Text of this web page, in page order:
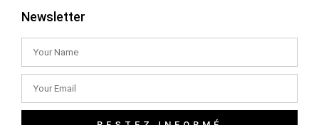
Newsletter